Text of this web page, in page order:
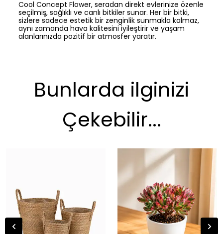
Cool Concept Flower, seradan direkt evlerinize özenle
seçilmiş, sağlıklı ve canlı bitkiler sunar. Her bir bitki,
sizlere sadece estetik bir zenginlik sunmakla kalmaz,
aynı zamanda hava kalitesini iyileştirir ve yaşam
alanlarınızda pozitif bir atmosfer yaratır.
Bunlarda ilginizi
Çekebilir...